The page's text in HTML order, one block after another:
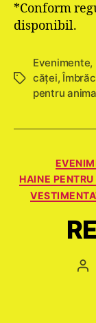
*Conform
disponibil.
Etichete
Evenimente,
căţei,
pentru
HAINE PENTRU